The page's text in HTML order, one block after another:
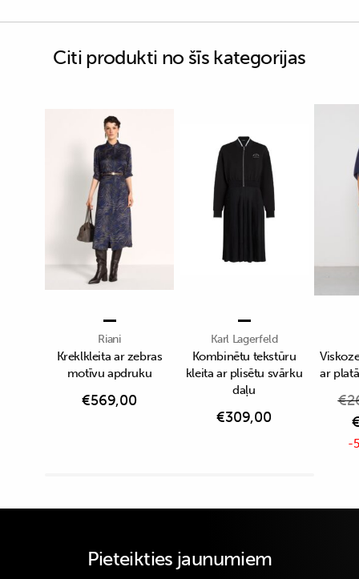
Citi produkti no šīs kategorijas
Riani
Kreklkleita ar zebras
motīvu apdruku
€569,00
Karl Lagerfeld
Kombinētu tekstūru
kleita ar plisētu svārku
daļu
€309,00
ar
€
-
Pieteikties jaunumiem